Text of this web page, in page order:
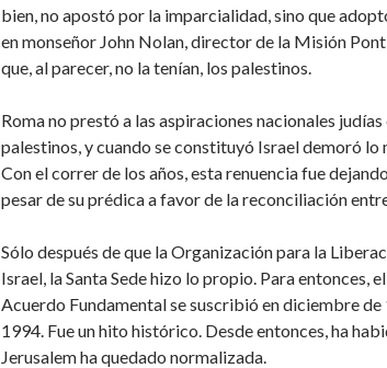
bien, no apostó por la imparcialidad, sino que
en monseñor John Nolan, director de la Misión
que, al parecer, no la tenían, los palestinos.
Roma no prestó a las aspiraciones nacionales
palestinos, y cuando se constituyó Israel demoró
Con el correr de los años, esta renuencia fue
pesar de su prédica a favor de la reconciliación
Sólo después de que la Organización para la
Israel, la Santa Sede hizo lo propio. Para entonces,
Acuerdo Fundamental se suscribió en diciembre
1994. Fue un hito histórico. Desde entonces, ha
Jerusalem ha quedado normalizada.